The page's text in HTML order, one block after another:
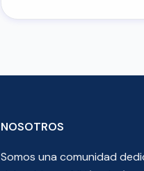
NOSOTROS
Somos una comunidad